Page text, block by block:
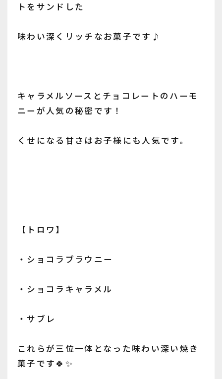
トをサンドした
味わい深くリッチなお菓子です♪
キャラメルソースとチョコレートのハーモ
ニーが人気の秘密です！
くせになる甘さはお子様にも人気です。
【トロワ】
・ショコラブラウニー
・ショコラキャラメル
・サブレ
これらが三位一体となった味わい深い焼き
菓子です🍀✨